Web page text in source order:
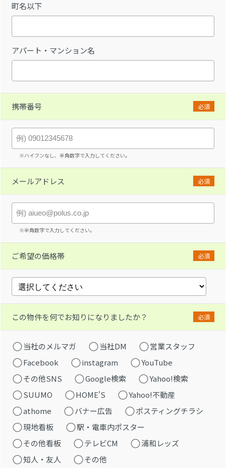
町名以下
アパート・マンション名
携帯番号 必須
※ハイフンなし、半角数字で入力してください。
メールアドレス 必須
※半角数字で入力してください。
ご希望の価格帯 必須
この物件を何でお知りになりましたか？ 必須
当社のメルマガ 当社DM
営業スタッフ
Facebook
instagram
YouTube
その他SNS
Google検索
Yahoo!検索
SUUMO
HOME'S
Yahoo!不動産
athome
バナー広告
ポスティングチラシ
現地看板
駅・電車内ポスター
その他看板
テレビCM
浦和レッズ
知人・友人
その他